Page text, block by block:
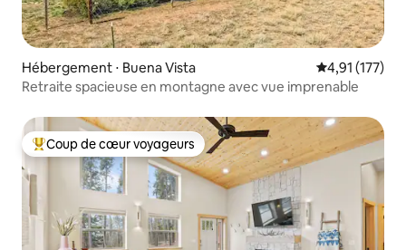
Hébergement ⋅ Buena Vista Évaluation
4,91 (177)
Retraite spacieuse en montagne avec vue imprenable
Coups de cœur voyageurs les plus appréciés
Coup de cœur voyageurs